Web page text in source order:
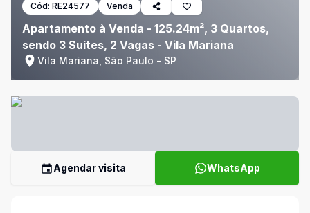
Cód: RE24577 Venda
Apartamento à Venda - 125.24m², 3 Quartos,
sendo 3 Suítes, 2 Vagas - Vila Mariana
Vila Mariana, São Paulo - SP
Agendar visita WhatsApp